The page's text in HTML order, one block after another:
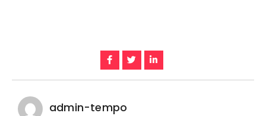
admin-tempo